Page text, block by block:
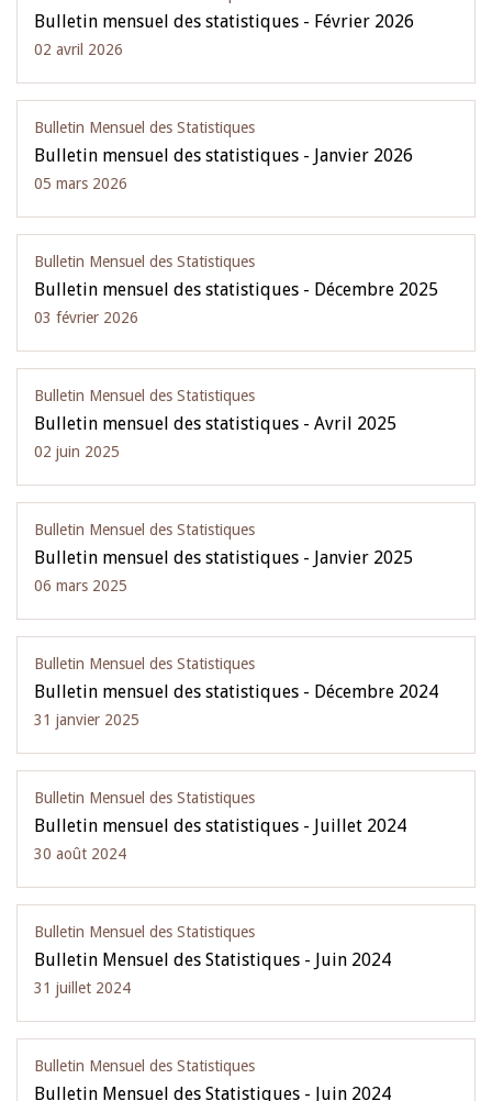
Bulletin mensuel des statistiques - Février 2026
02 avril 2026
Bulletin Mensuel des Statistiques
Bulletin mensuel des statistiques - Janvier 2026
05 mars 2026
Bulletin Mensuel des Statistiques
Bulletin mensuel des statistiques - Décembre 2025
03 février 2026
Bulletin Mensuel des Statistiques
Bulletin mensuel des statistiques - Avril 2025
02 juin 2025
Bulletin Mensuel des Statistiques
Bulletin mensuel des statistiques - Janvier 2025
06 mars 2025
Bulletin Mensuel des Statistiques
Bulletin mensuel des statistiques - Décembre 2024
31 janvier 2025
Bulletin Mensuel des Statistiques
Bulletin mensuel des statistiques - Juillet 2024
30 août 2024
Bulletin Mensuel des Statistiques
Bulletin Mensuel des Statistiques - Juin 2024
31 juillet 2024
Bulletin Mensuel des Statistiques
Bulletin Mensuel des Statistiques - Juin 2024